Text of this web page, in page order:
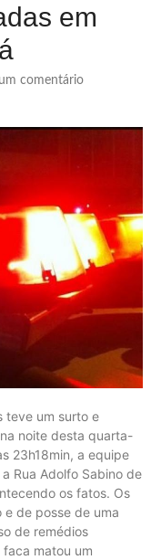
em
comentário
teve um surto e
noite desta quarta-
23h18min, a equipe
Rua Adolfo Sabino de
os fatos. Os
e de posse de uma
de remédios
matou um